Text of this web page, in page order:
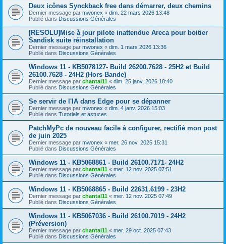
Deux icônes Synckback free dans démarrer, deux chemins
Dernier message par mwonex « dim. 22 mars 2026 13:48
Publié dans Discussions Générales
[RESOLU]Mise à jour pilote inattendue Areca pour boitier
Sandisk suite réinstallation
Dernier message par mwonex « dim. 1 mars 2026 13:36
Publié dans Discussions Générales
Windows 11 - KB5078127- Build 26200.7628 - 25H2 et Build
26100.7628 - 24H2 (Hors Bande)
Dernier message par chantal11 « dim. 25 janv. 2026 18:40
Publié dans Discussions Générales
Se servir de l'IA dans Edge pour se dépanner
Dernier message par mwonex « dim. 4 janv. 2026 15:03
Publié dans Tutoriels et astuces
PatchMyPc de nouveau facile à configurer, rectifié mon post
de juin 2025
Dernier message par mwonex « mer. 26 nov. 2025 15:31
Publié dans Discussions Générales
Windows 11 - KB5068861 - Build 26100.7171- 24H2
Dernier message par chantal11 « mer. 12 nov. 2025 07:51
Publié dans Discussions Générales
Windows 11 - KB5068865 - Build 22631.6199 - 23H2
Dernier message par chantal11 « mer. 12 nov. 2025 07:49
Publié dans Discussions Générales
Windows 11 - KB5067036 - Build 26100.7019 - 24H2
(Préversion)
Dernier message par chantal11 « mer. 29 oct. 2025 07:43
Publié dans Discussions Générales